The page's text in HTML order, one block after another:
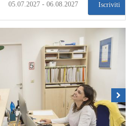
05.07.2027 - 06.08.2027 Iscriviti